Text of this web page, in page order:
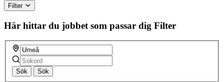
Filter
Här hittar du jobbet som passar dig Filter
Sök Sök